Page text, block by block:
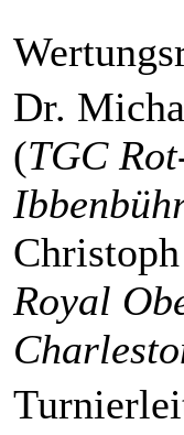
Dr.
(TGC
Royal